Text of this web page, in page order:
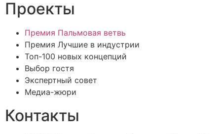
Проекты
Премия Пальмовая ветвь
Премия Лучшие в индустрии
Топ-100 новых концепций
Выбор гостя
Экспертный совет
Медиа-жюри
Контакты